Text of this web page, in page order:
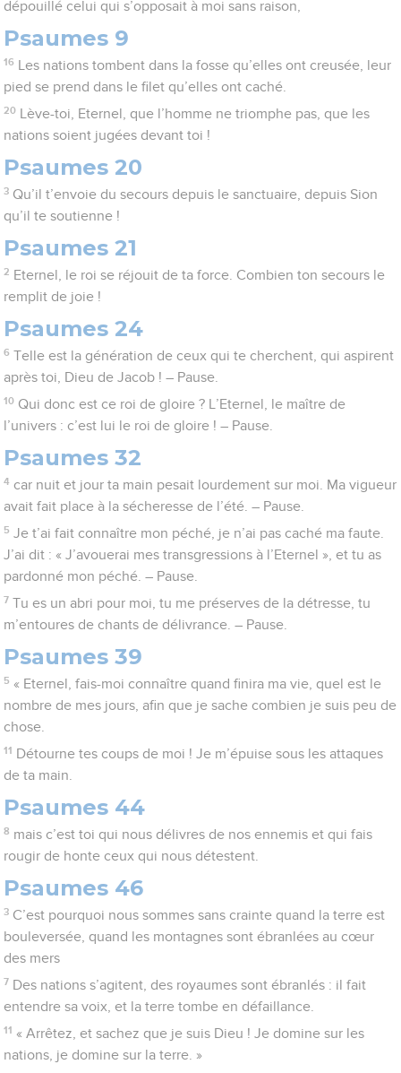
dépouillé celui qui s’opposait à moi sans raison,
Psaumes 9
16
Les nations tombent dans la fosse qu’elles ont creusée, leur
pied se prend dans le filet qu’elles ont caché.
20
Lève-toi, Eternel, que l’homme ne triomphe pas, que les
nations soient jugées devant toi !
Psaumes 20
3 Qu’il t’envoie du secours depuis le sanctuaire, depuis Sion
qu’il te soutienne !
Psaumes 21
2 Eternel, le roi se réjouit de ta force. Combien ton secours le
remplit de joie !
Psaumes 24
6 Telle est la génération de ceux qui te cherchent, qui aspirent
après toi, Dieu de Jacob ! – Pause.
10 Qui donc est ce roi de gloire ? L’Eternel, le maître de
l’univers : c’est lui le roi de gloire ! – Pause.
Psaumes 32
4 car nuit et jour ta main pesait lourdement sur moi. Ma vigueur
avait fait place à la sécheresse de l’été. – Pause.
5 Je t’ai fait connaître mon péché, je n’ai pas caché ma faute.
J’ai dit : « J’avouerai mes transgressions à l’Eternel », et tu as
pardonné mon péché. – Pause.
7 Tu es un abri pour moi, tu me préserves de la détresse, tu
m’entoures de chants de délivrance. – Pause.
Psaumes 39
5 « Eternel, fais-moi connaître quand finira ma vie, quel est le
nombre de mes jours, afin que je sache combien je suis peu de
chose.
11 Détourne tes coups de moi ! Je m’épuise sous les attaques
de ta main.
Psaumes 44
8 mais c’est toi qui nous délivres de nos ennemis et qui fais
rougir de honte ceux qui nous détestent.
Psaumes 46
3 C’est pourquoi nous sommes sans crainte quand la terre est
bouleversée, quand les montagnes sont ébranlées au cœur
des mers
7 Des nations s’agitent, des royaumes sont ébranlés : il fait
entendre sa voix, et la terre tombe en défaillance.
11 « Arrêtez, et sachez que je suis Dieu ! Je domine sur les
nations, je domine sur la terre. »